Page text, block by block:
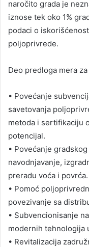
naročito grada je
iznose tek oko 1%
podaci o
poljoprivrede.
Deo predloga mera
• Povećanje
savetovanja
metoda i sertifikaciju
potencijal.
• Povećanje
navodnjavanje,
preradu voća i povrća.
• Pomoć
povezivanje sa
• Subvencionisanje
modernih tehnologija
• Revitalizacija